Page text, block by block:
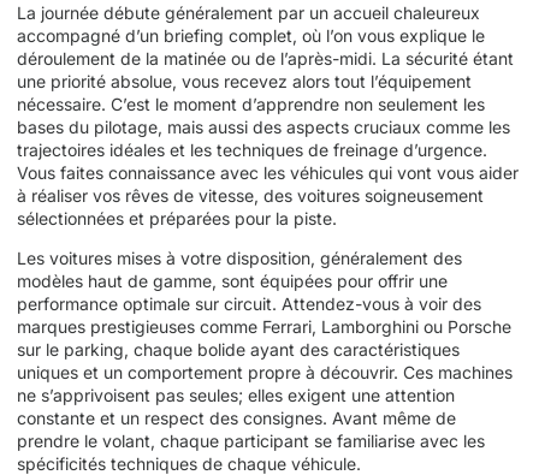
La journée débute généralement par un accueil chaleureux
accompagné d’un briefing complet, où l’on vous explique le
déroulement de la matinée ou de l’après-midi. La sécurité étant
une priorité absolue, vous recevez alors tout l’équipement
nécessaire. C’est le moment d’apprendre non seulement les
bases du pilotage, mais aussi des aspects cruciaux comme les
trajectoires idéales et les techniques de freinage d’urgence.
Vous faites connaissance avec les véhicules qui vont vous aider
à réaliser vos rêves de vitesse, des voitures soigneusement
sélectionnées et préparées pour la piste.
Les voitures mises à votre disposition, généralement des
modèles haut de gamme, sont équipées pour offrir une
performance optimale sur circuit. Attendez-vous à voir des
marques prestigieuses comme Ferrari, Lamborghini ou Porsche
sur le parking, chaque bolide ayant des caractéristiques
uniques et un comportement propre à découvrir. Ces machines
ne s’apprivoisent pas seules; elles exigent une attention
constante et un respect des consignes. Avant même de
prendre le volant, chaque participant se familiarise avec les
spécificités techniques de chaque véhicule.